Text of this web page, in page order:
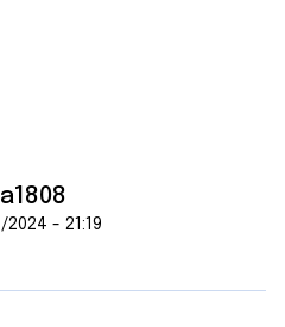
vous leur avez fournies
2024 - 21:19